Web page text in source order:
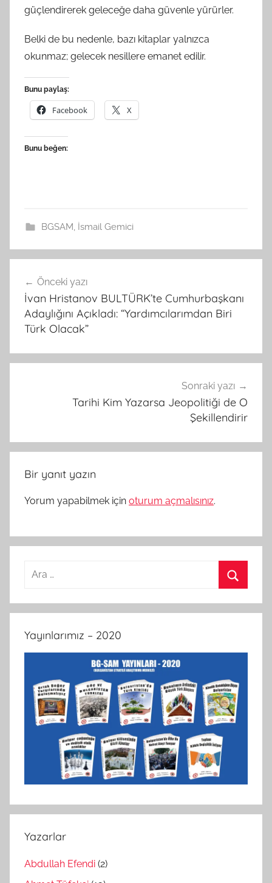
güçlendirerek geleceğe daha güvenle yürürler.
Belki de bu nedenle, bazı kitaplar yalnızca
okunmaz; gelecek nesillere emanet edilir.
Bunu paylaş:
Facebook X
Bunu beğen:
BGSAM, İsmail Gemici
gezinmesi
Önceki yazı
İvan Hristanov BULTÜRK’te Cumhurbaşkanı
Adaylığını Açıkladı: “Yardımcılarımdan Biri
Türk Olacak”
Sonraki yazı
Tarihi Kim Yazarsa Jeopolitiği de O
Şekillendirir
Bir yanıt yazın
Yorum yapabilmek için oturum açmalısınız.
Arama:
Yayınlarımız – 2020
Yazarlar
Abdullah Efendi (2)